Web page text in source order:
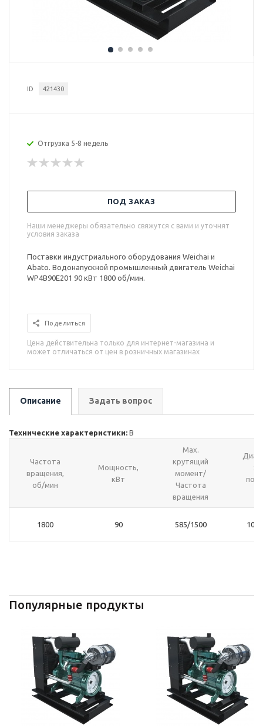
ID 421430
Отгрузка 5-8 недель
ПОД ЗАКАЗ
Наши менеджеры обязательно свяжутся с вами и уточнят
условия заказа
Поставки индустриального оборудования Weichai и
Abato. Водонапускной промышленный двигатель Weichai
WP4B90E201 90 кВт 1800 об/мин.
Поделиться
Цена действительна только для интернет-магазина и
может отличаться от цен в розничных магазинах
Описание Задать вопрос
Технические характеристики: В
Частота
вращения,
об/мин
Мощность,
кВт
Max.
крутящий
момент/
Частота
вращения
1800 90 585/1500
Популярные продукты